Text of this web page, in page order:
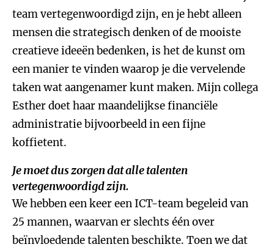
team vertegenwoordigd zijn, en je hebt alleen
mensen die strategisch denken of de mooiste
creatieve ideeën bedenken, is het de kunst om
een manier te vinden waarop je die vervelende
taken wat aangenamer kunt maken. Mijn collega
Esther doet haar maandelijkse financiële
administratie bijvoorbeeld in een fijne
koffietent.
Je moet dus zorgen dat alle talenten
vertegenwoordigd zijn.
We hebben een keer een ICT-team begeleid van
25 mannen, waarvan er slechts één over
beïnvloedende talenten beschikte. Toen we dat